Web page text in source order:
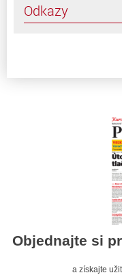
Odkazy
Objednajte si
a získajte